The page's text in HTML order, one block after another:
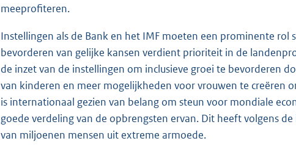
meeprofiteren.
Instellingen als de Bank en het IMF moeten een prominente
bevorderen van gelijke kansen verdient prioriteit in de
de inzet van de instellingen om inclusieve groei te bevorderen
van kinderen en meer mogelijkheden voor vrouwen te creëren
is internationaal gezien van belang om steun voor mondiale
goede verdeling van de opbrengsten ervan. Dit heeft volgens
van miljoenen mensen uit extreme armoede.